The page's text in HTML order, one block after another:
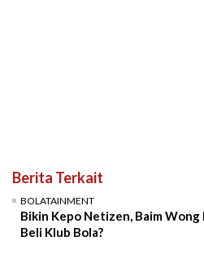
Berita Terkait
BOLATAINMENT
Bikin Kepo Netizen, Baim Wong
Beli Klub Bola?